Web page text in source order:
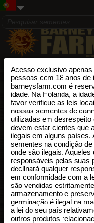
Acesso exclusivo
pessoas com 18 anos de
barneysfarm.com é
idade. Na Holanda, a
favor verifique as leis
nossas sementes de
utilizadas em
devem estar cientes que
ilegais em alguns países.
sementes na condição
onde são ilegais.
responsáveis pelas suas
declinará qualquer
em conformidade com a
são vendidas
armazenamento e
germinação é ilegal na
a lei do seu país
outros produtos